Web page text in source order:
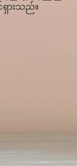
ားသည်။